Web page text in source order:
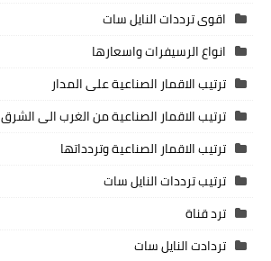
اقوى ترددات النايل سات
انواع الرسيفرات واسعارها
ترتيب الاقمار الصناعية على المدار
ترتيب الاقمار الصناعية من الغرب الى الشرق
ترتيب الاقمار الصناعية وتردداتها
ترتيب ترددات النايل سات
ترد قناة
تردادت النايل سات